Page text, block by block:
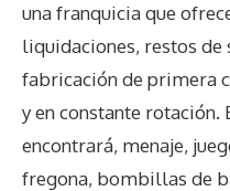
una franquicia que
liquidaciones, restos de
fabricación de primera
y en constante rotación.
encontrará, menaje,
fregona, bombillas de